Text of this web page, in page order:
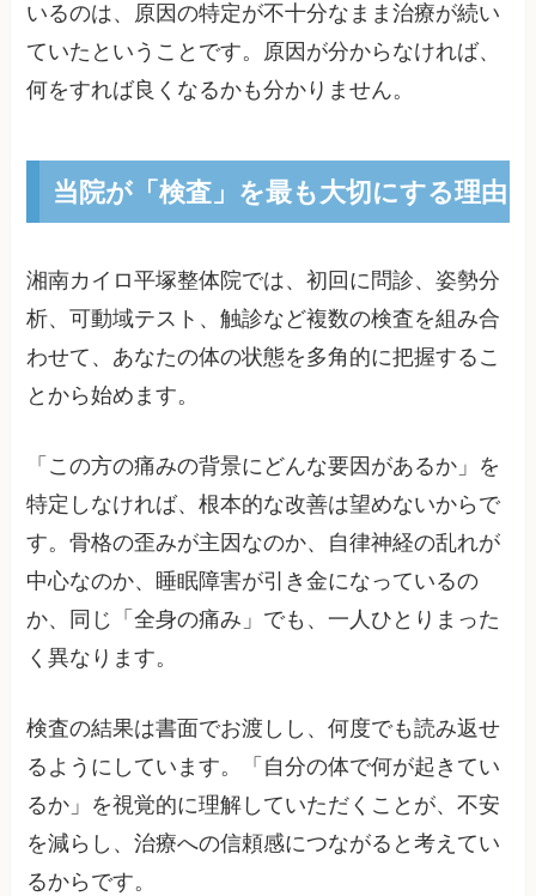
いるのは、原因の特定が不十分なまま治療が続い
ていたということです。原因が分からなければ、
何をすれば良くなるかも分かりません。
当院が「検査」を最も大切にする理由
湘南カイロ平塚整体院では、初回に問診、姿勢分
析、可動域テスト、触診など複数の検査を組み合
わせて、あなたの体の状態を多角的に把握するこ
とから始めます。
「この方の痛みの背景にどんな要因があるか」を
特定しなければ、根本的な改善は望めないからで
す。骨格の歪みが主因なのか、自律神経の乱れが
中心なのか、睡眠障害が引き金になっているの
か、同じ「全身の痛み」でも、一人ひとりまった
く異なります。
検査の結果は書面でお渡しし、何度でも読み返せ
るようにしています。「自分の体で何が起きてい
るか」を視覚的に理解していただくことが、不安
を減らし、治療への信頼感につながると考えてい
るからです。